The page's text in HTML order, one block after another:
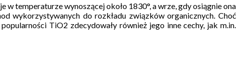
temperaturze wynoszącej około 1830°, a wrze, gdy osiągnie ona
wykorzystywanych do rozkładu związków organicznych. Choć
TiO2 zdecydowały również jego inne cechy, jak m.in.